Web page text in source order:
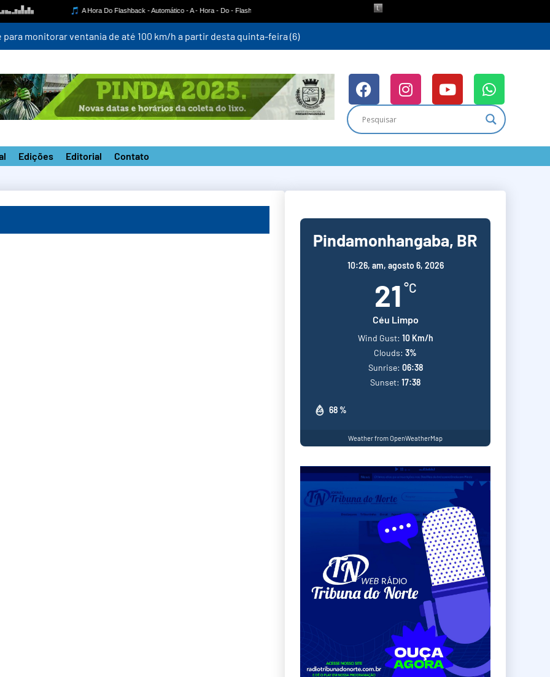
para monitorar ventania de até 100 km/h a partir desta quinta-feira (6)
Edições Editorial Contato
Pindamonhangaba, BR
10:26, am, agosto 6, 2026
21 °C
Céu Limpo
68 %
Wind Gust: 10 Km/h
Clouds: 3%
Sunrise: 06:38
Sunset: 17:38
Weather from OpenWeatherMap